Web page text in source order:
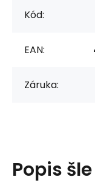
Kód:
EAN:
Záruka:
Popis